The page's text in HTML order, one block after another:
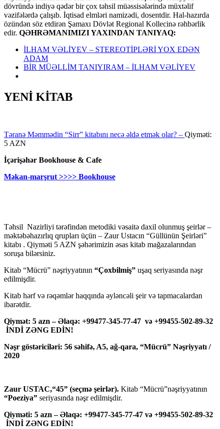
dövründə indiyə qədər bir çox təhsil müəssisələrində müxtəlif
vəzifələrdə çalışıb. İqtisad elmləri namizədi, dosentdir. Hal-hazırda
özündən söz etdirən Şamaxı Dövlət Regional Kollecinə rəhbərlik
edir. QƏHRƏMANIMIZI YAXINDAN TANIYAQ:
İLHAM VƏLİYEV – STEREOTİPLƏRİ YOX EDƏN
ADAM
BİR MÜƏLLİM TANIYIRAM – İLHAM VƏLİYEV
YENİ KİTAB
Təranə Məmmədin “Sirr” kitabını necə əldə etmək olar? – Qiyməti:
5 AZN
İçərişəhər Bookhouse & Cafe
Məkan-marşrut >>>> Bookhouse
Təhsil Nazirliyi tərəfindən metodiki vəsaitə daxil olunmuş şeirlər –
məktəbəhazırlıq qrupları üçün – Zaur Ustacın “Güllünün Şeirləri”
kitabı . Qiyməti 5 AZN şəhərimizin əsas kitab mağazalarından
soruşa bilərsiniz.
Kitab “Mücrü” nəşriyyatının “Çoxbilmiş” uşaq seriyasında nəşr
edilmişdir.
Kitab hərf və rəqəmlər haqqında əyləncəli şeir və tapmacalardan
ibarətdir.
Qiymət: 5 azn – Əlaqə: +99477-345-77-47 və +99455-502-89-32
İNDİ ZƏNG EDİN!
Nəşr göstəriciləri: 56 səhifə, A5, ağ-qara, “Mücrü” Nəşriyyatı /
2020
Zaur USTAC,“45” (seçmə şeirlər). Kitab “Mücrü”nəşriyyatının
“Poeziya” seriyasında nəşr edilmişdir.
Qiyməti: 5 azn – Əlaqə: +99477-345-77-47 və +99455-502-89-32
İNDİ ZƏNG EDİN!